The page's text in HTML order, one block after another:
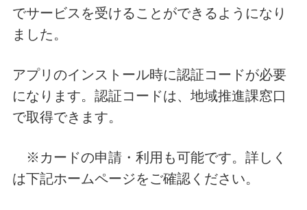
でサービスを受けることができるようになり
ました。
アプリのインストール時に認証コードが必要
になります。認証コードは、地域推進課窓口
で取得できます。
※カードの申請・利用も可能です。詳しく
は下記ホームページをご確認ください。